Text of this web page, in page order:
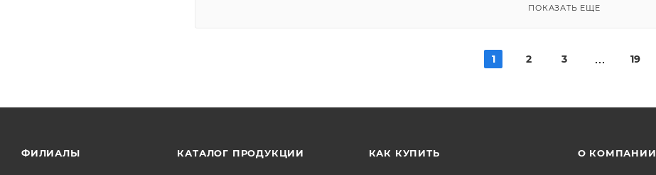
ПОКАЗАТЬ ЕЩЕ
1 2 3 19
ФИЛИАЛЫ КАТАЛОГ ПРОДУКЦИИ КАК КУПИТЬ О КОМПАНИИ